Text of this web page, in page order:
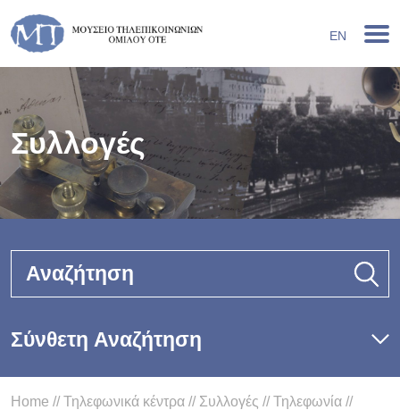
EN
Συλλογές
Αναζήτηση
Σύνθετη Αναζήτηση
Home //Τηλεφωνικά κέντρα // Συλλογές //Τηλεφωνία //